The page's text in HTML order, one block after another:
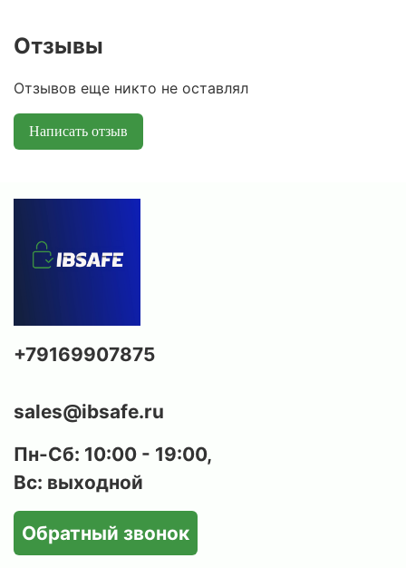
Отзывы
Отзывов еще никто не оставлял
Написать отзыв
+79169907875
sales@ibsafe.ru
Пн-Сб: 10:00 - 19:00,
Вс: выходной
Обратный звонок